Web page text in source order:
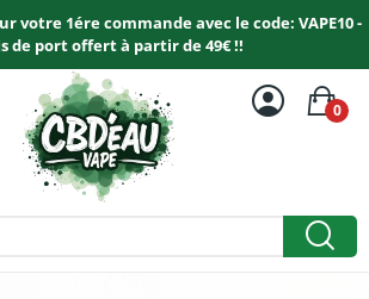
votre 1ére commande avec le code: VAPE10 -
de port offert à partir de 49€ !!
0